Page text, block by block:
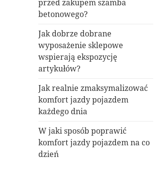
przed zakupem szamba
betonowego?
Jak dobrze dobrane
wyposażenie sklepowe
wspierają ekspozycję
artykułów?
Jak realnie zmaksymalizować
komfort jazdy pojazdem
każdego dnia
W jaki sposób poprawić
komfort jazdy pojazdem na co
dzień